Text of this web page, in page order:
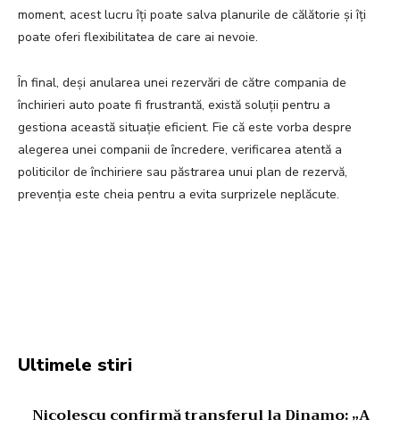
moment, acest lucru îți poate salva planurile de călătorie și îți
poate oferi flexibilitatea de care ai nevoie.
În final, deși anularea unei rezervări de către compania de
închirieri auto poate fi frustrantă, există soluții pentru a
gestiona această situație eficient. Fie că este vorba despre
alegerea unei companii de încredere, verificarea atentă a
politicilor de închiriere sau păstrarea unui plan de rezervă,
prevenția este cheia pentru a evita surprizele neplăcute.
Ultimele stiri
Nicolescu confirmă transferul la Dinamo: „A